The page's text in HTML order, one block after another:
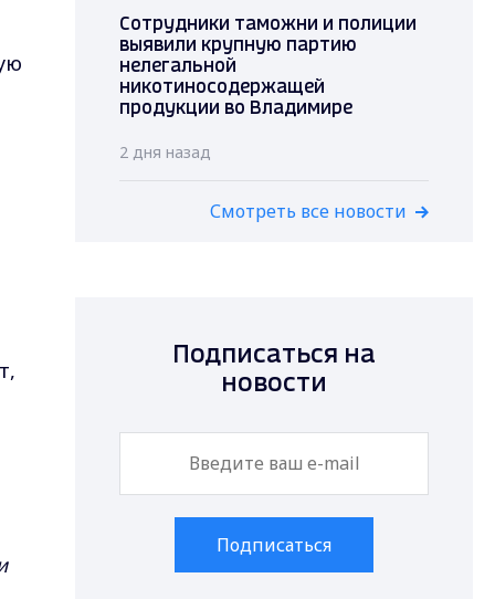
Сотрудники таможни и полиции
выявили крупную партию
нелегальной
никотиносодержащей
продукции во Владимире
2 дня назад
Смотреть все новости
Подписаться на
новости
Подписаться